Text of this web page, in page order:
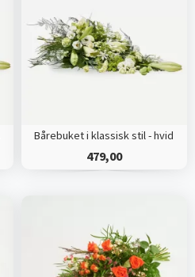
Bårebuket i klassisk stil - hvid
479,00